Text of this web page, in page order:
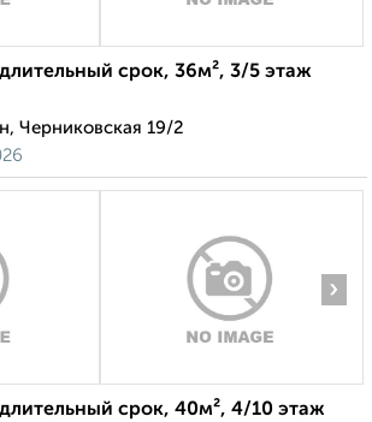
срок, 36м², 3/5 этаж
Черниковская 19/2
›
срок, 40м², 4/10 этаж